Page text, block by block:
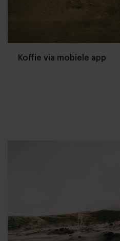
Koffie via mobiele app